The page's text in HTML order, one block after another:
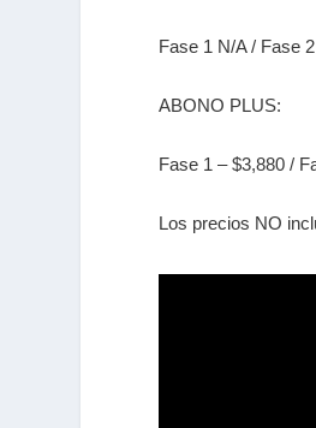
Fase 1 N/A / Fase
ABONO PLUS:
Fase 1 – $3,880 /
Los precios NO